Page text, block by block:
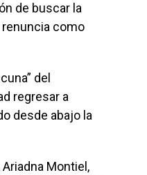
de buscar la
como
del
regresar a
desde abajo la
Montiel,